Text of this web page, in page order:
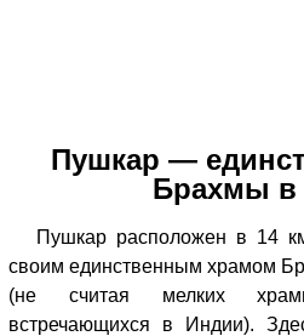
Пушкар —
Брахмы в
Пушкар расположен в 14
своим единственным храмом
(не считая мелких
встречающихся в Индии).